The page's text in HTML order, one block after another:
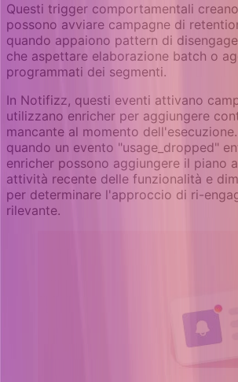
Questi trigger comportamentali
possono avviare campagne di
quando appaiono pattern di
che aspettare elaborazione batch o
programmati dei segmenti.
In Notifizz, questi eventi attivano
utilizzano enricher per aggiungere
mancante al momento
quando un evento "usage_dropped"
enricher possono aggiungere il piano
attività recente delle funzionalità e
per determinare l'approccio di ri-
rilevante.